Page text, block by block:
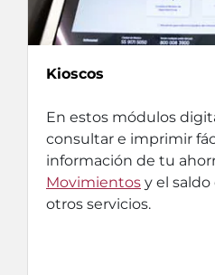
Kioscos
En estos módulos
consultar e imprimir
información de tu
Movimientos y el
otros servicios.